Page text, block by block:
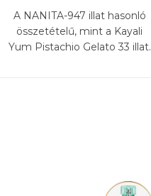
A NANITA-947 illat hasonló
összetételű, mint a Kayali
Yum Pistachio Gelato 33 illat.